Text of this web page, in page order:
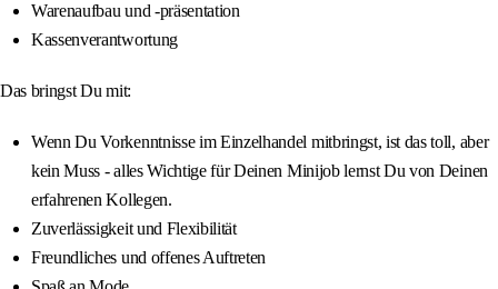
Warenaufbau und -präsentation
Kassenverantwortung
Das bringst Du mit:
Wenn Du Vorkenntnisse im Einzelhandel mitbringst, ist das toll, aber
kein Muss - alles Wichtige für Deinen Minijob lernst Du von Deinen
erfahrenen Kollegen.
Zuverlässigkeit und Flexibilität
Freundliches und offenes Auftreten